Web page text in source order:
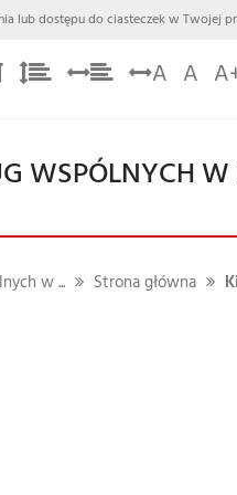
lub dostępu do ciasteczek w Twojej
A A
WSPÓLNYCH
w ... Strona główna